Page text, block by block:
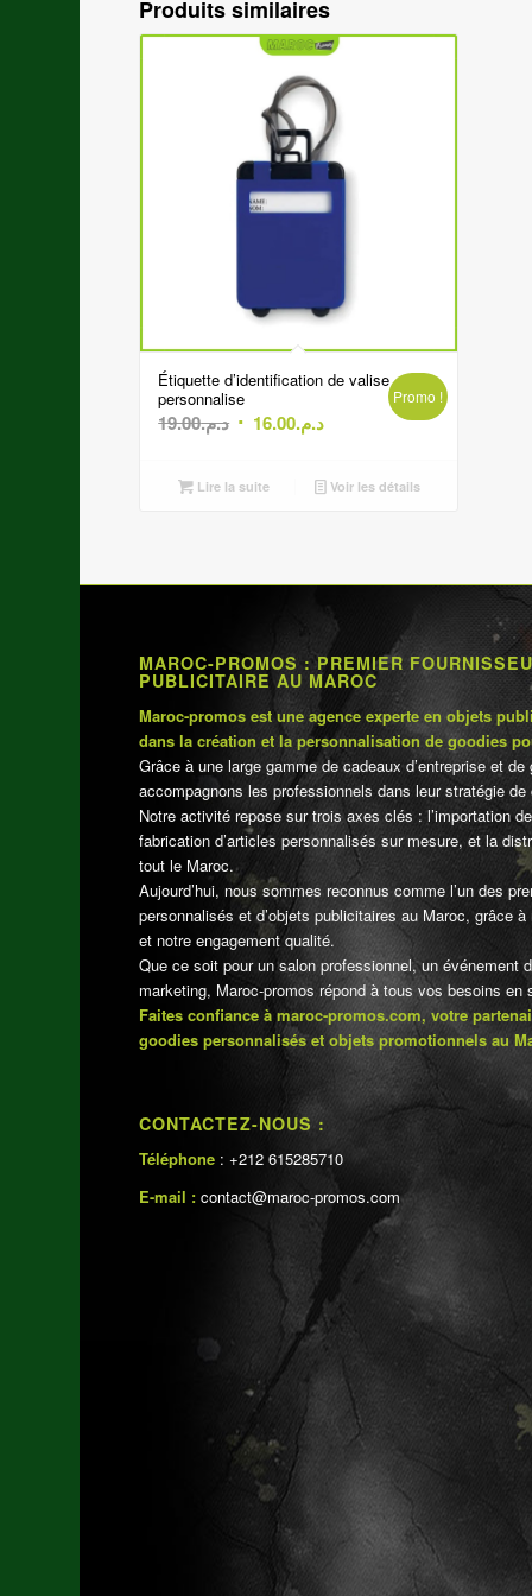
Produits similaires
Étiquette d’identification de valise
personnalise
د.م.19.00
Le
initial
د.م.16.00
Le
actuel
Promo !
Lire la suite Voir les détails
MAROC-PROMOS : PREMIER
PUBLICITAIRE AU MAROC
Maroc-promos est une agence experte en objets
dans la création et la personnalisation de goodies
Grâce à une large gamme de cadeaux d’entreprise et
accompagnons les professionnels dans leur stratégie de
Notre activité repose sur trois axes clés : l’importation
fabrication d’articles personnalisés sur mesure, et la
tout le Maroc.
Aujourd’hui, nous sommes reconnus comme l’un des
personnalisés et d’objets publicitaires au Maroc, grâce
et notre engagement qualité.
Que ce soit pour un salon professionnel, un événement
marketing, Maroc-promos répond à tous vos besoins en
Faites confiance à maroc-promos.com, votre
goodies personnalisés et objets promotionnels au
CONTACTEZ-NOUS :
Téléphone : +212 615285710
E-mail : contact@maroc-promos.com